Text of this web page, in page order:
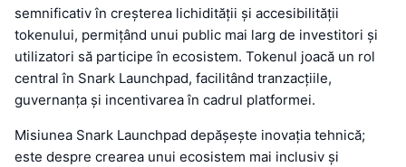
semnificativ în creșterea lichidității și accesibilității
tokenului, permițând unui public mai larg de investitori și
utilizatori să participe în ecosistem. Tokenul joacă un rol
central în Snark Launchpad, facilitând tranzacțiile,
guvernanța și incentivarea în cadrul platformei.
Misiunea Snark Launchpad depășește inovația tehnică;
este despre crearea unui ecosistem mai inclusiv și